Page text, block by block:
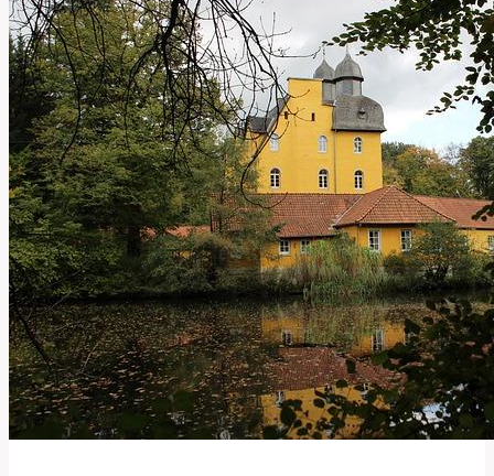
Legálního
v
Anglicko-
Českém
Slovníku